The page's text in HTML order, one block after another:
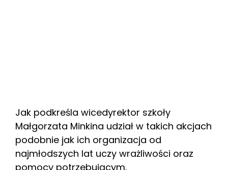
Jak podkreśla wicedyrektor szkoły
Małgorzata Minkina udział w takich akcjach
podobnie jak ich organizacja od
najmłodszych lat uczy wrażliwości oraz
pomocy potrzebującym.